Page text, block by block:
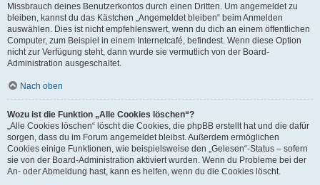
Missbrauch deines Benutzerkontos durch einen Dritten. Um angemeldet zu
bleiben, kannst du das Kästchen „Angemeldet bleiben“ beim Anmelden
auswählen. Dies ist nicht empfehlenswert, wenn du dich an einem öffentlichen
Computer, zum Beispiel in einem Internetcafé, befindest. Wenn diese Option
nicht zur Verfügung steht, dann wurde sie vermutlich von der Board-
Administration ausgeschaltet.
Nach oben
Wozu ist die Funktion „Alle Cookies löschen“?
„Alle Cookies löschen“ löscht die Cookies, die phpBB erstellt hat und die dafür
sorgen, dass du im Forum angemeldet bleibst. Außerdem ermöglichen
Cookies einige Funktionen, wie beispielsweise den „Gelesen“-Status – sofern
sie von der Board-Administration aktiviert wurden. Wenn du Probleme bei der
An- oder Abmeldung hast, kann es helfen, wenn du die Cookies löscht.